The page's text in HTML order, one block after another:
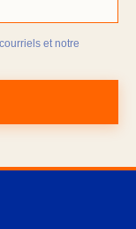
et notre